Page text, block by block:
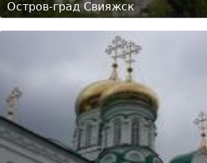
Остров-град Свияжск